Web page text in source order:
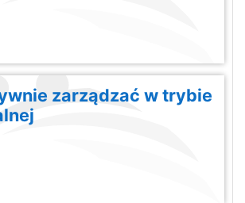
zarządzać w trybie